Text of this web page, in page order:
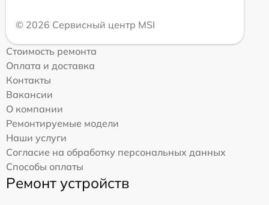
© 2026 Сервисный центр MSI
Стоимость ремонта
Оплата и доставка
Контакты
Вакансии
О компании
Ремонтируемые модели
Наши услуги
Согласие на обработку персональных данных
Способы оплаты
Ремонт устройств